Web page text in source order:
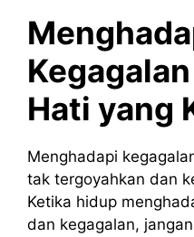
Hati yang
Menghadapi
tak tergoyahkan dan
Ketika hidup
dan kegagalan,